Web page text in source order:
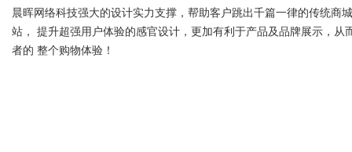
晨晖网络科技强大的设计实力支撑，帮助客户跳出千篇一律的传统商
站， 提升超强用户体验的感官设计，更加有利于产品及品牌展示，从
者的 整个购物体验！